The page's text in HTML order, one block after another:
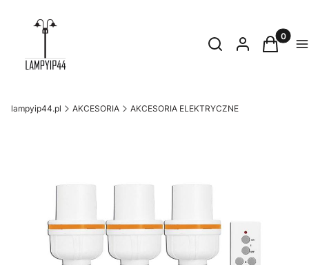
Otwórz
SzukajZaloguj sięKoszyk
lampyip44.pl AKCESORIA AKCESORIA ELEKTRYCZNE